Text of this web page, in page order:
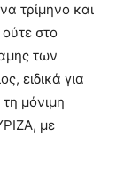
τρίμηνο και
στο
των
ειδικά για
μόνιμη
με